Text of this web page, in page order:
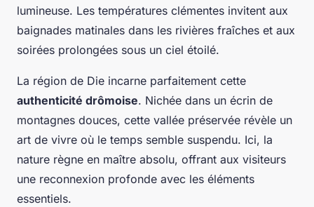
lumineuse. Les températures clémentes invitent aux
baignades matinales dans les rivières fraîches et aux
soirées prolongées sous un ciel étoilé.
La région de Die incarne parfaitement cette
authenticité drômoise. Nichée dans un écrin de
montagnes douces, cette vallée préservée révèle un
art de vivre où le temps semble suspendu. Ici, la
nature règne en maître absolu, offrant aux visiteurs
une reconnexion profonde avec les éléments
essentiels.